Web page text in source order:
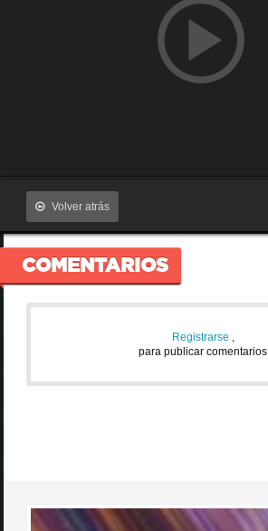
Volver atrás
COMENTARIOS
Registrarse ,
para publicar comentarios